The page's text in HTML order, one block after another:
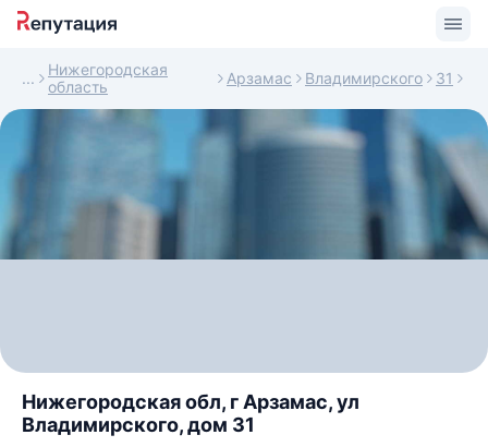
Нижегородская
область
Арзамас Владимирского 31
Нижегородская обл, г Арзамас, ул
Владимирского, дом 31